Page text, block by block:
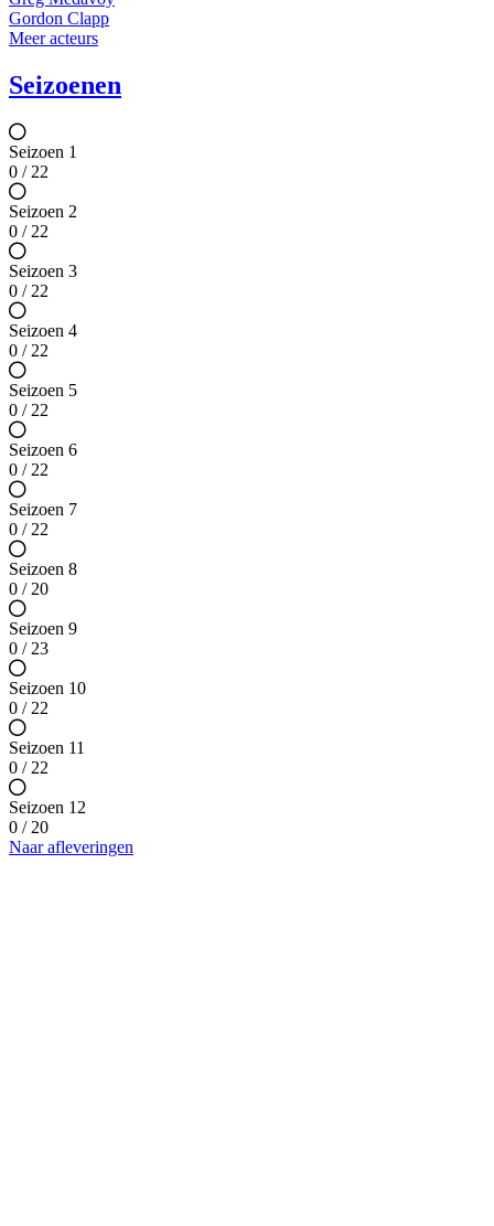
Gordon Clapp
Meer acteurs
Seizoenen
Seizoen 1
0 / 22
Seizoen 2
0 / 22
Seizoen 3
0 / 22
Seizoen 4
0 / 22
Seizoen 5
0 / 22
Seizoen 6
0 / 22
Seizoen 7
0 / 22
Seizoen 8
0 / 20
Seizoen 9
0 / 23
Seizoen 10
0 / 22
Seizoen 11
0 / 22
Seizoen 12
0 / 20
Naar afleveringen